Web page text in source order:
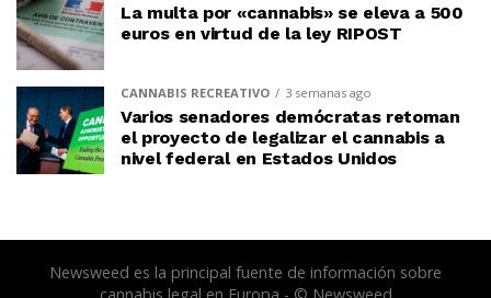
La multa por «cannabis» se eleva a 500
euros en virtud de la ley RIPOST
CANNABIS RECREATIVO 3 semanas ago
Varios senadores demócratas retoman
el proyecto de legalizar el cannabis a
nivel federal en Estados Unidos
Newsweed es la principal fuente de información sobre